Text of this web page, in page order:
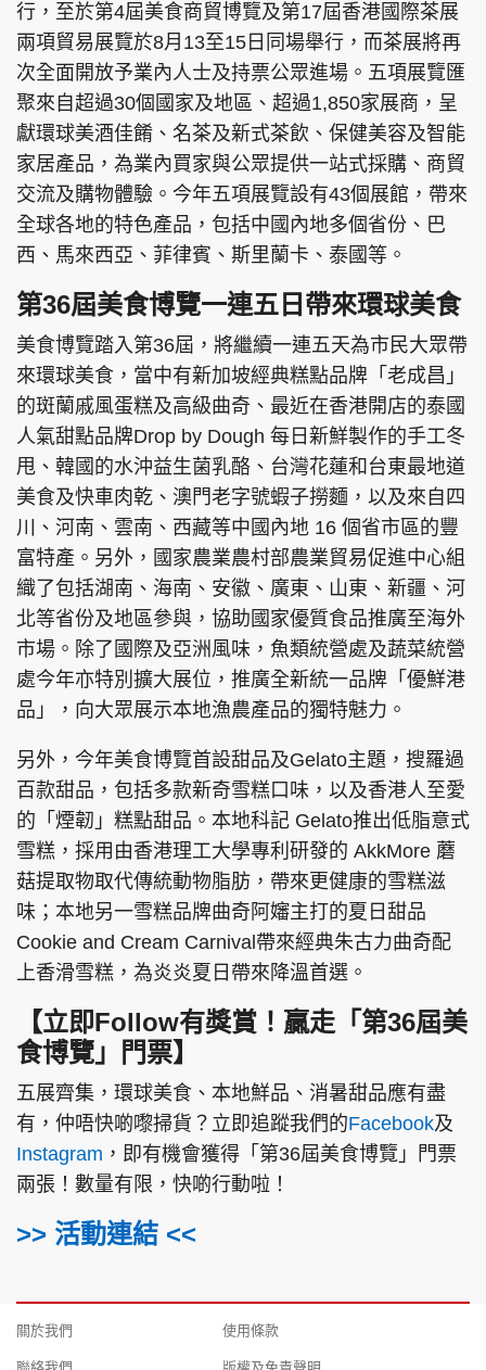
行，至於第4屆美食商貿博覽及第17屆香港國際茶展
兩項貿易展覽於8月13至15日同場舉行，而茶展將再
次全面開放予業內人士及持票公眾進場。五項展覽匯
聚來自超過30個國家及地區、超過1,850家展商，呈
獻環球美酒佳餚、名茶及新式茶飲、保健美容及智能
家居產品，為業內買家與公眾提供一站式採購、商貿
交流及購物體驗。今年五項展覽設有43個展館，帶來
全球各地的特色產品，包括中國內地多個省份、巴
西、馬來西亞、菲律賓、斯里蘭卡、泰國等。
第36屆美食博覽一連五日帶來環球美食
美食博覽踏入第36屆，將繼續一連五天為市民大眾帶
來環球美食，當中有新加坡經典糕點品牌「老成昌」
的斑蘭戚風蛋糕及高級曲奇、最近在香港開店的泰國
人氣甜點品牌Drop by Dough 每日新鮮製作的手工冬
甩、韓國的水沖益生菌乳酪、台灣花蓮和台東最地道
美食及快車肉乾、澳門老字號蝦子撈麵，以及來自四
川、河南、雲南、西藏等中國內地 16 個省市區的豐
富特產。另外，國家農業農村部農業貿易促進中心組
織了包括湖南、海南、安徽、廣東、山東、新疆、河
北等省份及地區參與，協助國家優質食品推廣至海外
市場。除了國際及亞洲風味，魚類統營處及蔬菜統營
處今年亦特別擴大展位，推廣全新統一品牌「優鮮港
品」，向大眾展示本地漁農產品的獨特魅力。
另外，今年美食博覽首設甜品及Gelato主題，搜羅過
百款甜品，包括多款新奇雪糕口味，以及香港人至愛
的「煙韌」糕點甜品。本地科記 Gelato推出低脂意式
雪糕，採用由香港理工大學專利研發的 AkkMore 蘑
菇提取物取代傳統動物脂肪，帶來更健康的雪糕滋
味；本地另一雪糕品牌曲奇阿嬸主打的夏日甜品
Cookie and Cream Carnival帶來經典朱古力曲奇配
上香滑雪糕，為炎炎夏日帶來降溫首選。
【立即Follow有獎賞！贏走「第36屆美
食博覽」門票】
五展齊集，環球美食、本地鮮品、消暑甜品應有盡
有，仲唔快啲嚟掃貨？立即追蹤我們的Facebook及
Instagram ，即有機會獲得「第36屆美食博覽」門票
兩張！數量有限，快啲行動啦！
>> 活動連結 <<
關於我們 使用條款